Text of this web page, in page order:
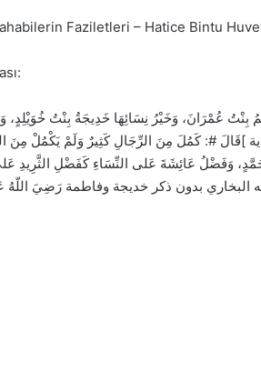
Faziletleri – Hatice Bintu
عُمْرَانَ، وَخَيْرُ نِسَائِهَا خَدِيجَةُ بِنْتُ خُوَيْلِدٍ،
]قَالَ #: كَمُلَ مِنَ الرِّجَالِ كَثِيرٌ وَلَمْ يَكْمُلْ مِنَ
وَفَضْلُ عَائِشَةَ عَلى النِّسَاءِ كَفَضْلِ الثَّرِيدِ